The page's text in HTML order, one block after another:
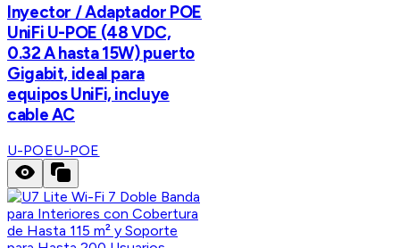
Inyector / Adaptador POE
UniFi U-POE (48 VDC,
0.32 A hasta 15W) puerto
Gigabit, ideal para
equipos UniFi, incluye
cable AC
U-POEU-POE